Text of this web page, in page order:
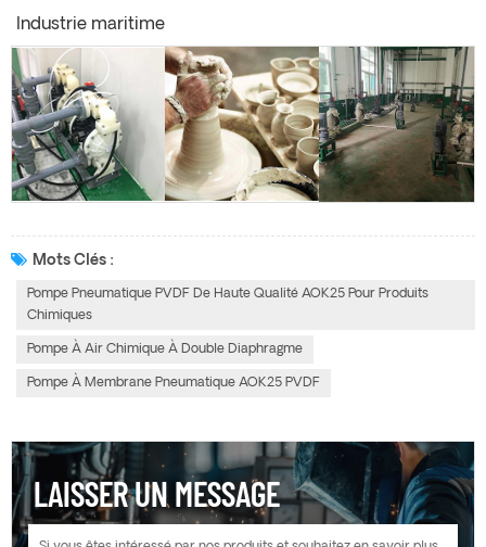
Industrie maritime
Mots Clés :
Pompe Pneumatique PVDF De Haute Qualité AOK25 Pour Produits
Chimiques
Pompe À Air Chimique À Double Diaphragme
Pompe À Membrane Pneumatique AOK25 PVDF
LAISSER UN MESSAGE